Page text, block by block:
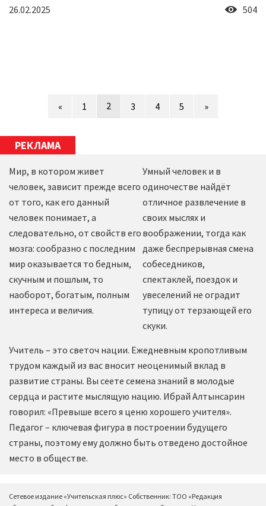
26.02.2025 504
« 1 2 3 4 5 »
РЕКЛАМА
Мир, в котором живет
человек, зависит прежде всего
от того, как его данный
человек понимает, а
следовательно, от свойств его
мозга: сообразно с последним
мир оказывается то бедным,
скучным и пошлым, то
наоборот, богатым, полным
интереса и величия.
Умный человек и в
одиночестве найдёт
отличное развлечение в
своих мыслях и
воображении, тогда как
даже беспрерывная смена
собеседников,
спектаклей, поездок и
увеселений не оградит
тупицу от терзающей его
скуки.
Учитель – это светоч нации. Ежедневным кропотливым
трудом каждый из вас вносит неоценимый вклад в
развитие страны. Вы сеете семена знаний в молодые
сердца и растите мыслящую нацию. Ибрай Алтынсарин
говорил: «Превыше всего я ценю хорошего учителя».
Педагог – ключевая фигура в построении будущего
страны, поэтому ему должно быть отведено достойное
место в обществе.
Сетевое издание «Учительская плюс» Собственник: ТОО «Редакция